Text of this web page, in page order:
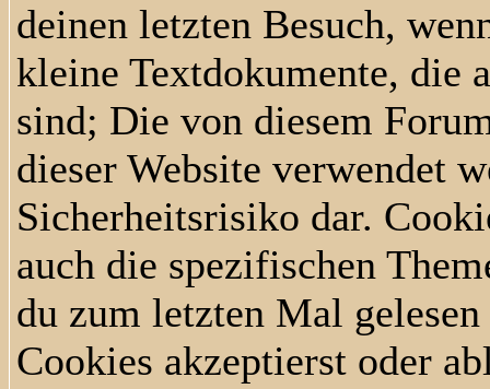
deinen letzten Besuch,
kleine Textdokumente, die
sind; Die von diesem
dieser Website verwendet
Sicherheitsrisiko dar.
auch die spezifischen
du zum letzten Mal
Cookies akzeptierst oder